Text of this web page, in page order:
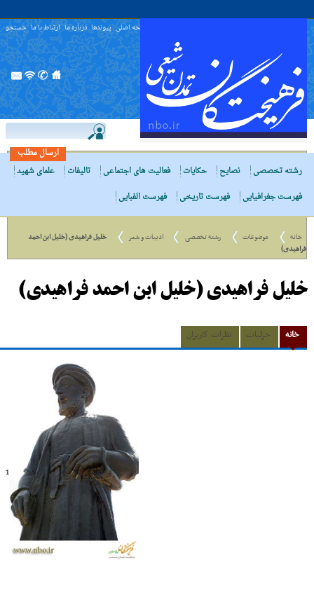
صفحه اصلی پیوندها درباره ما ارتباط با ما جستجو
ارسال مطلب
رشته تخصصی
نصایح حکایات فعالیت های اجتماعی تالیفات
علمای شهید
فهرست جغرافیایی
فهرست تاریخی فهرست الفبایی
خانه موضوعات رشته تخصصی ادبیات و شعر
خلیل فراهیدی (خلیل ابن احمد
فراهیدی)
خلیل فراهیدی (خلیل ابن احمد فراهیدی)
خانه جزئیات نظرات کاربران
1